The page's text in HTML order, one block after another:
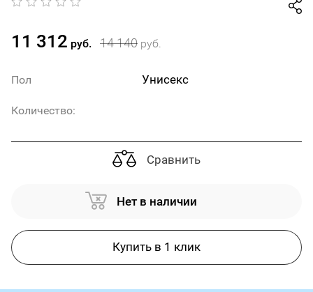
11 312 руб. 14 140 руб.
Пол Унисекс
Количество:
Сравнить
Нет в наличии
Купить в 1 клик